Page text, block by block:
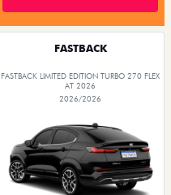
FASTBACK
FASTBACK LIMITED EDITION TURBO 270 FLEX
AT 2026
2026/2026